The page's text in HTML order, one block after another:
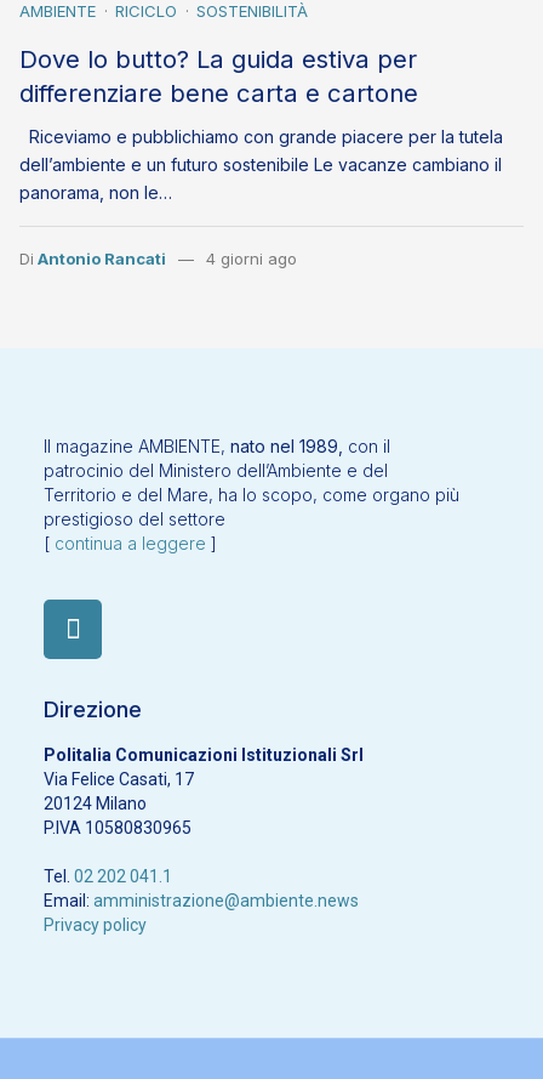
AMBIENTE RICICLO SOSTENIBILITÀ
Dove lo butto? La guida estiva per
differenziare bene carta e cartone
Riceviamo e pubblichiamo con grande piacere per la tutela
dell’ambiente e un futuro sostenibile Le vacanze cambiano il
panorama, non le…
Di Antonio Rancati 4 giorni ago
Il magazine AMBIENTE, nato nel 1989, con il
patrocinio del Ministero dell’Ambiente e del
Territorio e del Mare, ha lo scopo, come organo più
prestigioso del settore
[ continua a leggere ]
Direzione
Politalia Comunicazioni Istituzionali Srl
Via Felice Casati, 17
20124 Milano
P.IVA 10580830965
Tel. 02 202 041.1
Email: amministrazione@ambiente.news
Privacy policy